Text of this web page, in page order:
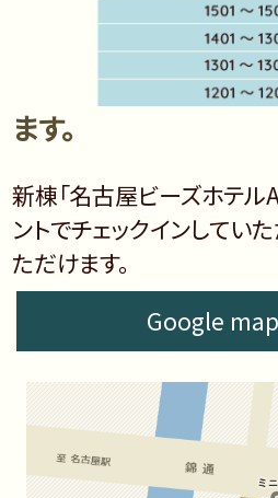
「名古屋ビーズホテ
「名古屋ビーズホテル
ます。
新棟「名古屋ビーズホテル
ントでチェックインしてい
ただけます。
Google